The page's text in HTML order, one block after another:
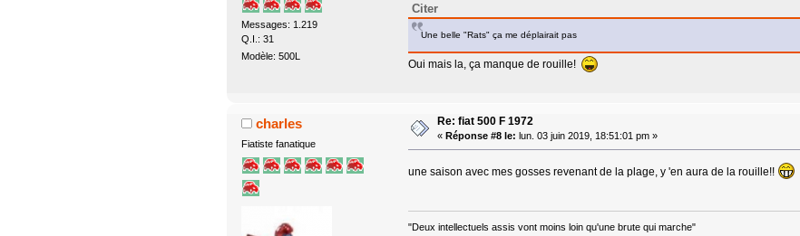
Messages: 1.219
Q.I.: 31
Modèle: 500L
Citer
Une belle "Rats" ça me déplairait pas
Oui mais la, ça manque de rouille!
charles
Fiatiste fanatique
Re: fiat 500 F 1972
« Réponse #8 le: lun. 03 juin 2019, 18:51:01 pm »
une saison avec mes gosses revenant de la plage, y 'en aura de la rouille!!
"Deux intellectuels assis vont moins loin qu'une brute qui marche"